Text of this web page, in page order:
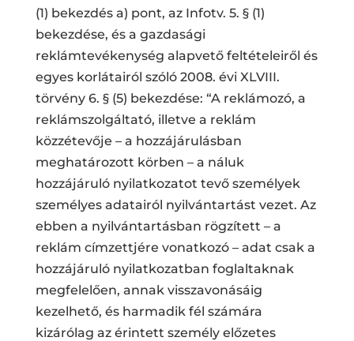
(1) bekezdés a) pont, az Infotv. 5. § (1)
bekezdése, és a gazdasági
reklámtevékenység alapvető feltételeiről és
egyes korlátairól szóló 2008. évi XLVIII.
törvény 6. § (5) bekezdése: “A reklámozó, a
reklámszolgáltató, illetve a reklám
közzétevője – a hozzájárulásban
meghatározott körben – a náluk
hozzájáruló nyilatkozatot tevő személyek
személyes adatairól nyilvántartást vezet. Az
ebben a nyilvántartásban rögzített – a
reklám címzettjére vonatkozó – adat csak a
hozzájáruló nyilatkozatban foglaltaknak
megfelelően, annak visszavonásáig
kezelhető, és harmadik fél számára
kizárólag az érintett személy előzetes